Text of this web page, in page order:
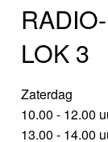
LOK 3
Zaterdag
10.00 - 12.00
13.00 - 14.00